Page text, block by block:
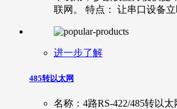
联网。 特点： 让串口设备立
进一步了解
485转以太网
名称：4路RS-422/485转以太